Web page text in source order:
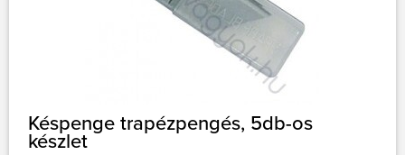
Késpenge trapézpengés, 5db-os
készlet